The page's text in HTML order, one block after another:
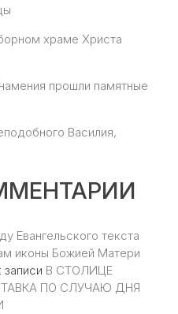
храме Христа
прошли памятные
Василия,
Евангельского текста
иконы Божией Матери
записи В СТОЛИЦЕ
ПО СЛУЧАЮ ДНЯ